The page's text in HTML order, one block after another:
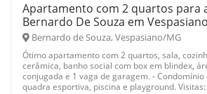
Apartamento com 2 quartos para
Bernardo De Souza em Vespasiano
Bernardo de Souza, Vespasiano/MG
Ótimo apartamento com 2 quartos, sala,
cerâmica, banho social com box em blindex,
conjugada e 1 vaga de garagem. -
quadra esportiva, piscina e playground. Visitas: